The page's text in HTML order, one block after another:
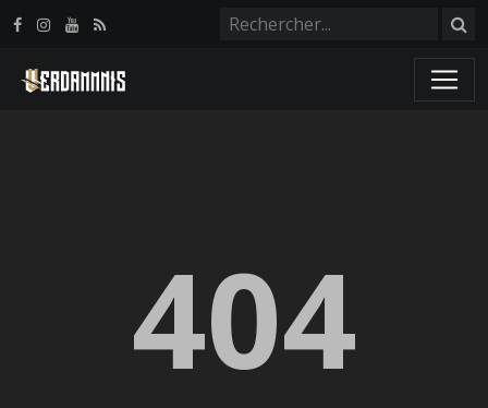
404
Panneau de gestion des cookies